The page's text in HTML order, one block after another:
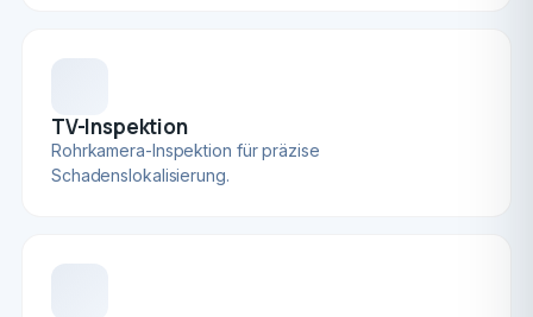
TV-Inspektion
Rohrkamera-Inspektion für präzise
Schadenslokalisierung.